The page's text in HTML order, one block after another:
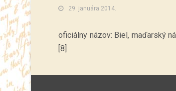
29. januára 2014.
oficiálny názov: Biel, maďarský
[8]